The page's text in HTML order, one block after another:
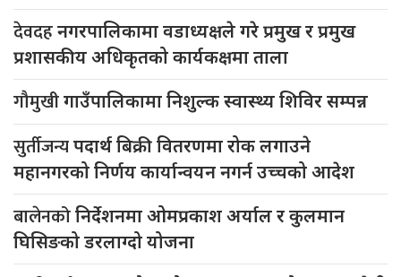
देवदहनगरपालिकामा वडाध्यक्षले गरे प्रमुख र प्रमुख
प्रशासकीय अधिकृतको कार्यकक्षमा ताला
गौमुखीगाउँपालिकामा निशुल्क स्वास्थ्य शिविर सम्पन्न
सुर्तीजन्यपदार्थ बिक्री वितरणमा रोक लगाउने
महानगरको निर्णय कार्यान्वयन नगर्न उच्चको आदेश
बालेनकोनिर्देशनमा ओमप्रकाश अर्याल र कुलमान
घिसिङको डरलाग्दो योजना